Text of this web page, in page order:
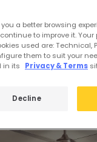
a better browsing
to improve it. Your
used are: Technical,
them to suit your
in its
Privacy & Terms
Decline